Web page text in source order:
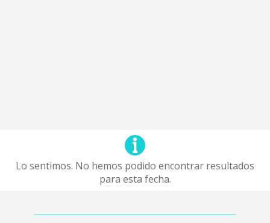
Lo sentimos. No hemos podido encontrar resultados
para esta fecha.